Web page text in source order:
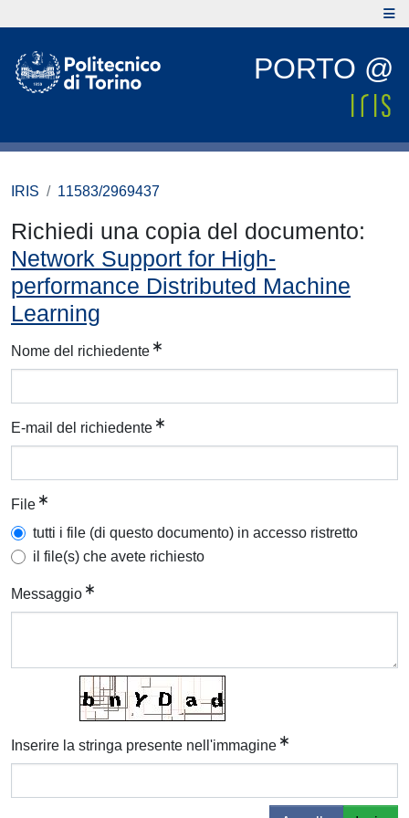
PORTO @
IRIS 11583/2969437
Richiedi una copia del documento:
Network Support for High-
performance Distributed Machine
Learning
Nome del richiedente
E-mail del richiedente
File
tutti i file (di questo documento) in accesso ristretto
il file(s) che avete richiesto
Messaggio
Inserire la stringa presente nell'immagine